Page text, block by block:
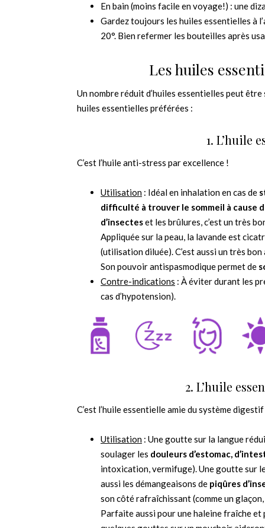
En bain (moins facile en voyage!) : une
Gardez toujours les huiles essentielles à
20°. Bien refermer les bouteilles après
Les huiles
Un nombre réduit d’huiles essentielles peut
huiles essentielles préférées :
1. L’huile
C’est l’huile anti-stress par excellence !
Utilisation : Idéal en inhalation en cas de
difficulté à trouver le sommeil à cause
d’insecteset les brûlures, c’est un très
Appliquée sur la peau, la lavande est
(utilisation diluée). C’est aussi un très
Son pouvoir antispasmodique permet de
Contre-indications : À éviter durant les
cas d’hypotension).
2. L’huile
C’est l’huile essentielle amie du système
Utilisation : Une goutte sur la langue
soulager les douleurs d’estomac,
intoxication, vermifuge). Une goutte sur
aussi les démangeaisons de piqûres
son côté rafraîchissant (comme un
Parfaite aussi pour une haleine fraîche et